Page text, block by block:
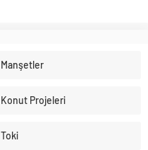
Manşetler
Konut Projeleri
Toki